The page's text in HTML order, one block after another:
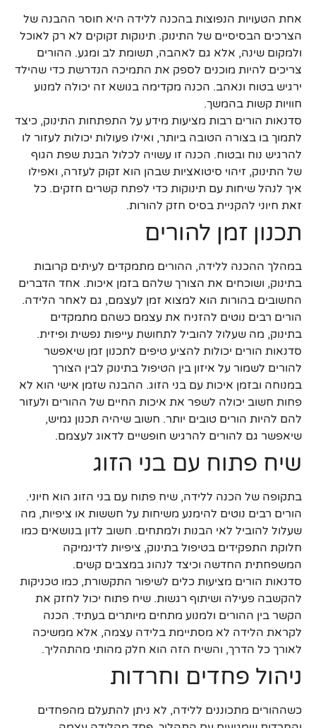
אחת הטעויות הנפוצות בהכנה ללידה היא חוסר ההבנה של
הצרכים הבסיסיים של התינוק. תינוקות זקוקים לא רק לאוכל
ולמקום שינה, אלא גם לאהבה, תשומת לב ומגע. ההורים
צריכים להיות מוכנים לספק את התמיכה הנדרשת כדי שהילד
ירגיש בטוח ונאהב. הכנה מקדימה בנושא זה יכולה למנוע
חוויות קשות בהמשך.
סדנאות הורים רבות מציעות מידע על התפתחות התינוק, כיצד
לתמוך בו בצורה הטובה ביותר, ואילו פעולות יכולות לעזור לו
להרגיש נוח ובטוח. הכנה זו עשויה לכלול הבנת שפת הגוף
של התינוק, זיהוי סיטואציות שבהן הוא זקוק לעזרה, ואפילו
איך לנהל שיחות עם תינוקות כדי לפתח קשרים חזקים. כל
זאת חיוני להקניית בסיס חזק להורות.
תכנון זמן להורים
במהלך ההכנה ללידה, ההורים מתמקדים לעיתים קרובות
בתינוק, ושוכחים את הצורך שלהם בזמן איכות. אחד הדברים
החשובים בהורות הוא למצוא זמן לעצמם, גם לאחר הלידה.
הורים רבים נוטים להזניח את עצמם כשהם מתמקדים
בתינוק, מה שעלול להוביל לתחושת עייפות נפשית ופיזית.
סדנאות הורים יכולות להציע טיפים לתכנון זמן שיאפשר
להורים לשמור על איזון בין הטיפול בתינוק לבין הצורך
במנוחה ובזמן איכות עם בני הזוג. ההבנה שזמן אישי הוא לא
פחות חשוב יכולה לשפר את איכות החיים של ההורים ולעזור
להם להיות הורים טובים יותר. חשוב שיהיה תכנון גמיש,
שיאפשר גם להורים להרגיש חופשיים לדאוג לעצמם.
שיח פתוח עם בני הזוג
בתקופה של הכנה ללידה, שיח פתוח עם בני הזוג הוא חיוני.
הורים רבים נוטים להימנע משיחות על חששות או ציפיות, מה
שעלול להוביל לאי הבנות ולמתחים. חשוב לדון בנושאים כמו
חלוקת התפקידים בטיפול בתינוק, ציפיות לדינמיקה
המשפחתית החדשה וכיצד לנהוג במצבים קשים.
סדנאות הורים מציעות כלים לשיפור התקשורת, כמו טכניקות
להקשבה פעילה ושיתוף רגשות. שיח פתוח יכול לחזק את
הקשר בין ההורים ולמנוע מתחים מיותרים בעתיד. הכנה
לקראת הלידה לא מסתיימת בלידה עצמה, אלא ממשיכה
לאורך כל הדרך, והשיח הזה הוא חלק מהותי מהתהליך.
ניהול פחדים וחרדות
כשההורים מתכוננים ללידה, לא ניתן להתעלם מהפחדים